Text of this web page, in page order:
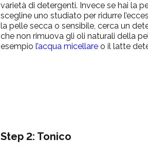
varietà di detergenti. Invece se hai la
scegline uno studiato per ridurre
la pelle secca o sensibile, cerca un
che non rimuova gli oli naturali della
esempio l’acqua micellare o il latte
Step 2: Tonico